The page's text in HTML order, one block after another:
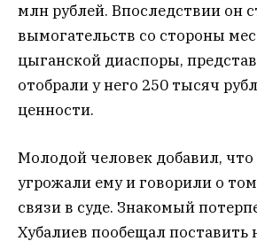
млн рублей. Впоследствии он
вымогательств со стороны
цыганской диаспоры,
отобрали у него 250 тысяч
ценности.
Молодой человек добавил,
угрожали ему и говорили о
связи в суде. Знакомый
Хубалиев пообещал поставить